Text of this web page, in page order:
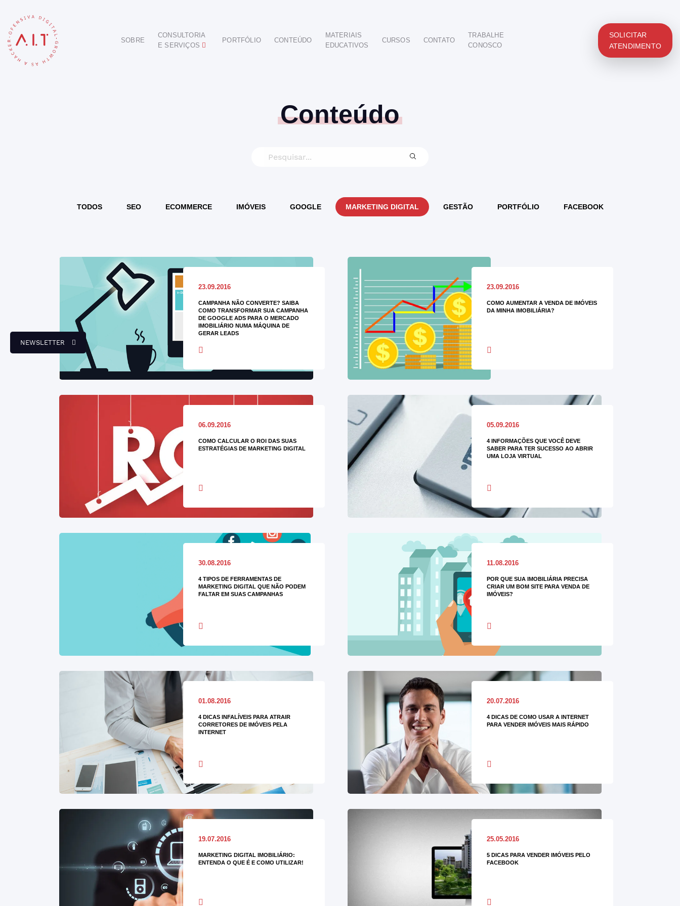
SOBRE
CONSULTORIA
E SERVIÇOS
ODONTOLÓGICO
HOTELARIA
BUSINESS INTELIGENCE
PORTFÓLIO CONTEÚDO
MATERIAIS
EDUCATIVOS
CURSOS CONTATO
TRABALHE
CONOSCO
SOLICITAR
ATENDIMENTO
NEWSLETTER
Conteúdo
TODOS SEO ECOMMERCE IMÓVEIS GOOGLE MARKETING DIGITAL GESTÃO PORTFÓLIO FACEBOOK
23.09.2016
CAMPANHA NÃO CONVERTE? SAIBA
COMO TRANSFORMAR SUA CAMPANHA
DE GOOGLE ADS PARA O MERCADO
IMOBILIÁRIO NUMA MÁQUINA DE
GERAR LEADS
23.09.2016
COMO AUMENTAR A VENDA DE IMÓVEIS
DA MINHA IMOBILIÁRIA?
06.09.2016
COMO CALCULAR O ROI DAS SUAS
ESTRATÉGIAS DE MARKETING DIGITAL
05.09.2016
4 INFORMAÇÕES QUE VOCÊ DEVE
SABER PARA TER SUCESSO AO ABRIR
UMA LOJA VIRTUAL
30.08.2016
4 TIPOS DE FERRAMENTAS DE
MARKETING DIGITAL QUE NÃO PODEM
FALTAR EM SUAS CAMPANHAS
11.08.2016
POR QUE SUA IMOBILIÁRIA PRECISA
CRIAR UM BOM SITE PARA VENDA DE
IMÓVEIS?
01.08.2016
4 DICAS INFALÍVEIS PARA ATRAIR
CORRETORES DE IMÓVEIS PELA
INTERNET
20.07.2016
4 DICAS DE COMO USAR A INTERNET
PARA VENDER IMÓVEIS MAIS RÁPIDO
19.07.2016
MARKETING DIGITAL IMOBILIÁRIO:
ENTENDA O QUE É E COMO UTILIZAR!
25.05.2016
5 DICAS PARA VENDER IMÓVEIS PELO
FACEBOOK